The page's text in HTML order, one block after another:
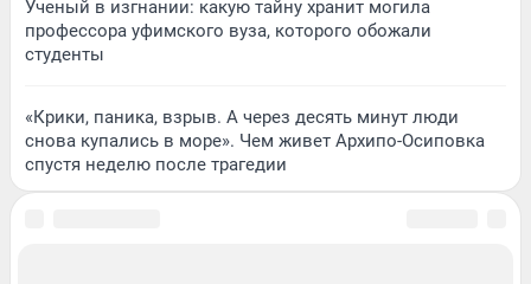
Ученый в изгнании: какую тайну хранит могила
профессора уфимского вуза, которого обожали
студенты
«Крики, паника, взрыв. А через десять минут люди
снова купались в море». Чем живет Архипо-Осиповка
спустя неделю после трагедии